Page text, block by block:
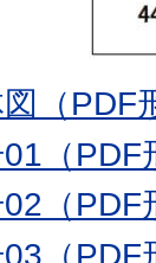
（PDF
（
（
（